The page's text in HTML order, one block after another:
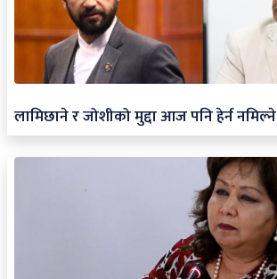
लामिछाने र जोशीको मुद्दा आज पनि हेर्न नमिल्ने